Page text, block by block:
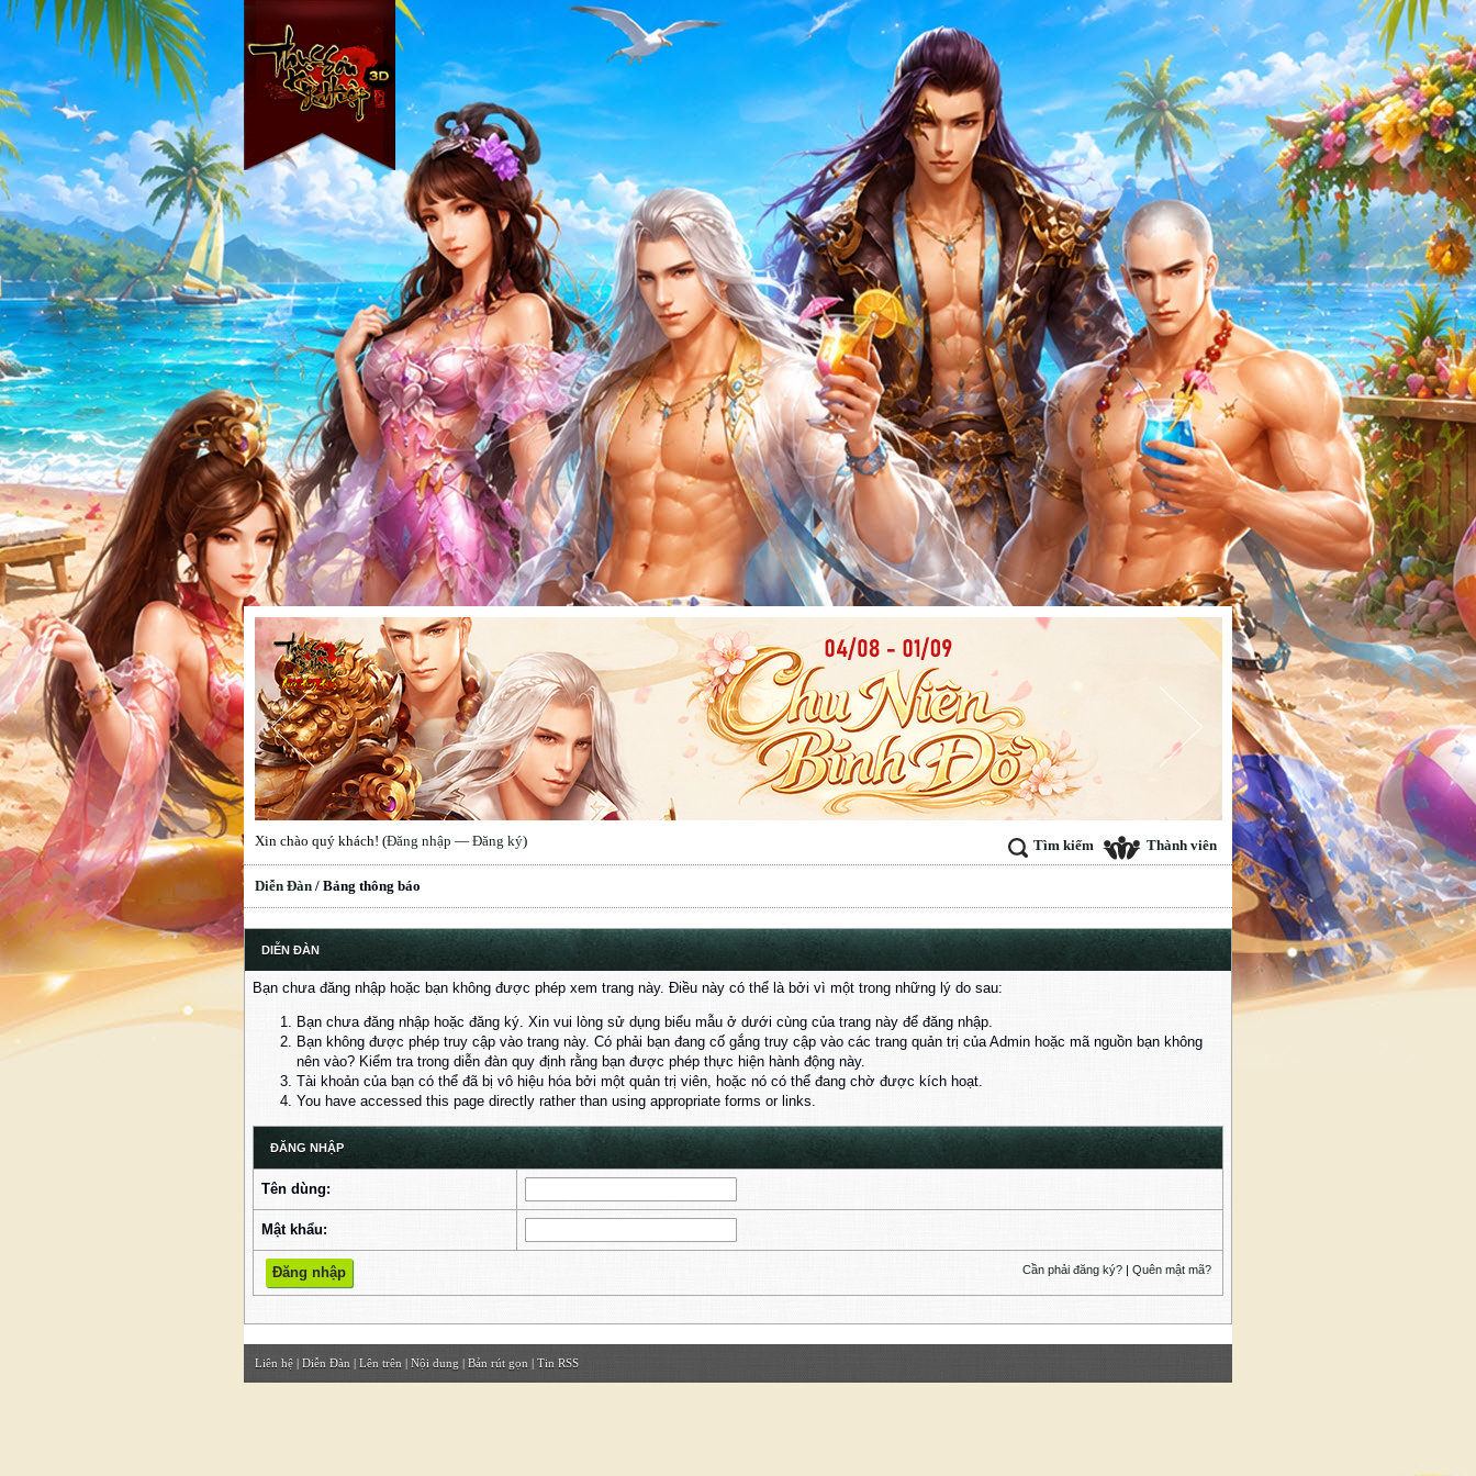
Tìm kiếm Thành viên
Xin chào quý khách! (Đăng nhập — Đăng ký)
Diễn Đàn / Bảng thông báo
DIỄN ĐÀN
Bạn chưa đăng nhập hoặc bạn không được phép xem trang này. Điều này có thể là bởi vì một trong những lý do sau:
Bạn chưa đăng nhập hoặc đăng ký. Xin vui lòng sử dụng biểu mẫu ở dưới cùng của trang này để đăng nhập.
Bạn không được phép truy cập vào trang này. Có phải bạn đang cố gắng truy cập vào các trang quản trị của Admin hoặc mã nguồn bạn không
nên vào? Kiểm tra trong diễn đàn quy định rằng bạn được phép thực hiện hành động này.
Tài khoản của bạn có thể đã bị vô hiệu hóa bởi một quản trị viên, hoặc nó có thể đang chờ được kích hoạt.
You have accessed this page directly rather than using appropriate forms or links.
ĐĂNG NHẬP
Tên dùng:
Mật khẩu:
Cần phải đăng ký? | Quên mật mã?
Liên hệ | Diễn Đàn | Lên trên | Nội dung | Bản rút gọn | Tin RSS